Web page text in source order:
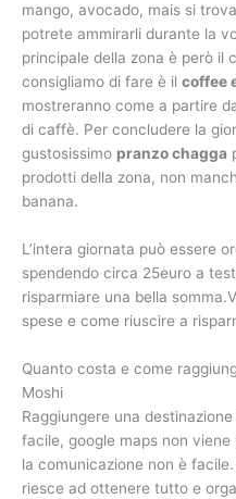
mango, avocado, mais si
potrete ammirarli durante la
principale della zona è però il
consigliamo di fare è il coffee
mostreranno come a partire
di caffè. Per concludere la
gustosissimo pranzo chagga
prodotti della zona, non
banana.
L’intera giornata può essere
spendendo circa 25euro a
risparmiare una bella
spese e come riuscire a
Quanto costa e come
Moshi
Raggiungere una destinazione
facile, google maps non
la comunicazione non è
riesce ad ottenere tutto e